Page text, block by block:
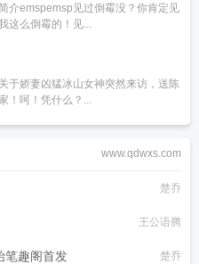
介emspemsp见过倒霉没？你肯定见
这么倒霉的！见...
于娇妻凶猛冰山女神突然来访，送陈
！呵！凭什么？...
www.qdwxs.com
楚乔
王公语腾
笔趣阁首发 楚乔